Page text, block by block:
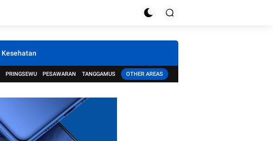
Kesehatan
PRINGSEWU PESAWARAN TANGGAMUS OTHER AREAS